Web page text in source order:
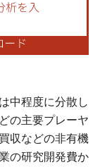
中程度に分散し
の主要プレーヤ
収などの非有機
の研究開発費か